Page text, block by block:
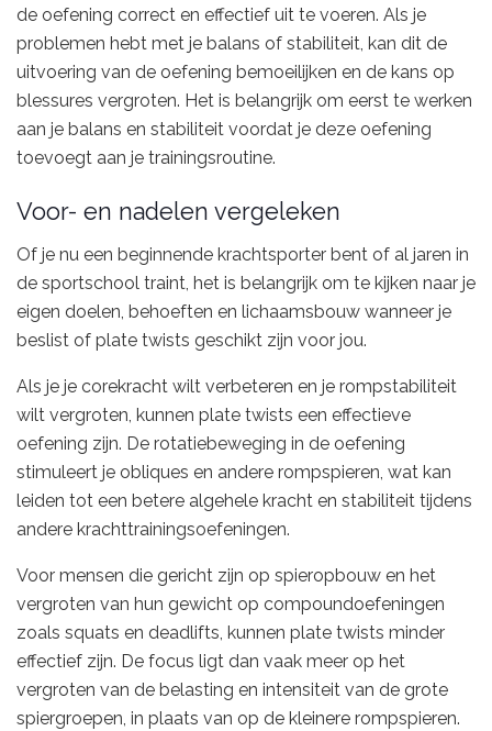
de oefening correct en effectief uit te voeren. Als je
problemen hebt met je balans of stabiliteit, kan dit de
uitvoering van de oefening bemoeilijken en de kans op
blessures vergroten. Het is belangrijk om eerst te werken
aan je balans en stabiliteit voordat je deze oefening
toevoegt aan je trainingsroutine.
Voor- en nadelen vergeleken
Of je nu een beginnende krachtsporter bent of al jaren in
de sportschool traint, het is belangrijk om te kijken naar je
eigen doelen, behoeften en lichaamsbouw wanneer je
beslist of plate twists geschikt zijn voor jou.
Als je je corekracht wilt verbeteren en je rompstabiliteit
wilt vergroten, kunnen plate twists een effectieve
oefening zijn. De rotatiebeweging in de oefening
stimuleert je obliques en andere rompspieren, wat kan
leiden tot een betere algehele kracht en stabiliteit tijdens
andere krachttrainingsoefeningen.
Voor mensen die gericht zijn op spieropbouw en het
vergroten van hun gewicht op compoundoefeningen
zoals squats en deadlifts, kunnen plate twists minder
effectief zijn. De focus ligt dan vaak meer op het
vergroten van de belasting en intensiteit van de grote
spiergroepen, in plaats van op de kleinere rompspieren.